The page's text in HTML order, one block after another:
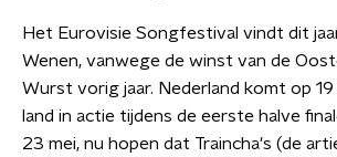
Het Eurovisie Songfestival vindt dit
Wenen, vanwege de winst van de
Wurst vorig jaar. Nederland komt op 19
land in actie tijdens de eerste halve
23 mei, nu hopen dat Traincha's (de